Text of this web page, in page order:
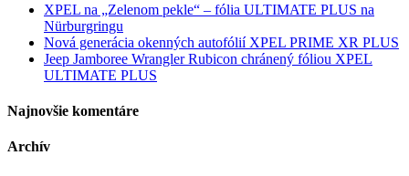
XPEL na „Zelenom pekle“ – fólia ULTIMATE PLUS na
Nürburgringu
Nová generácia okenných autofólií XPEL PRIME XR PLUS
Jeep Jamboree Wrangler Rubicon chránený fóliou XPEL
ULTIMATE PLUS
Najnovšie komentáre
Archív